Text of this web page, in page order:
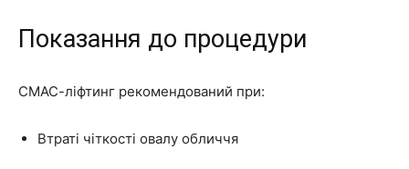
Показання до процедури
СМАС-ліфтинг рекомендований при:
Втраті чіткості овалу обличчя